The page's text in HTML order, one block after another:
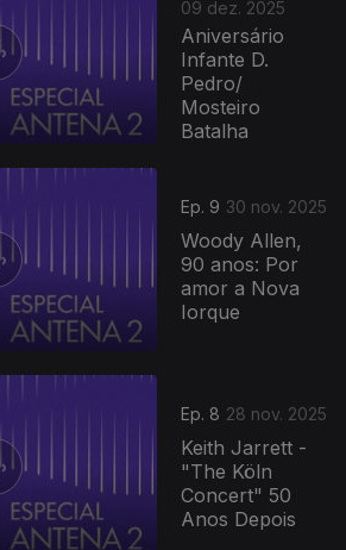
09 dez. 2025
Aniversário
Infante D.
Pedro/
Mosteiro
Batalha
Ep. 9 30 nov. 2025
Woody Allen,
90 anos: Por
amor a Nova
Iorque
Ep. 8 28 nov. 2025
Keith Jarrett -
"The Köln
Concert" 50
Anos Depois